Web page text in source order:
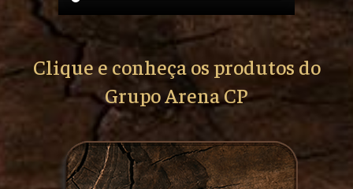
Clique e conheça os produtos do
Grupo Arena CP